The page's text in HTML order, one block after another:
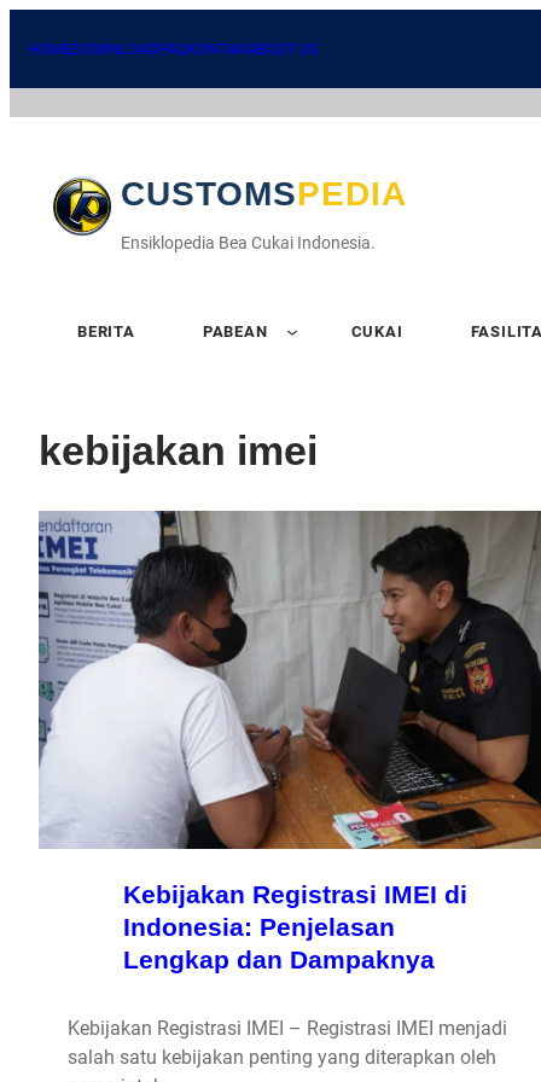
HOMEDOWNLOADFAQKONTAKABOUT US
CUSTOMSPEDIA
Ensiklopedia Bea Cukai Indonesia.
BERITA PABEAN CUKAI
kebijakan imei
Kebijakan Registrasi IMEI di
Indonesia: Penjelasan
Lengkap dan Dampaknya
Kebijakan Registrasi IMEI – Registrasi IMEI menjadi
salah satu kebijakan penting yang diterapkan oleh